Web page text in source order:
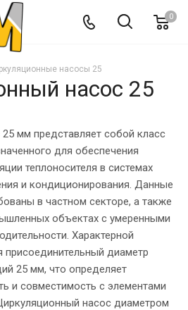
0
насосы 25
насос 25
мм представляет собой класс
для обеспечения
теплоносителя в системах
и кондиционирования. Данные
в частном секторе, а также
объектах с умеренными
Характерной
присоединительный диаметр
25 мм, что определяет
и совместимость с элементами
насос диаметром